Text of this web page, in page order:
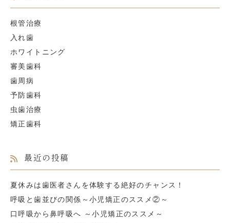
根管治療
入れ歯
ホワイトニング
審美歯科
歯周病
予防歯科
虫歯治療
矯正歯科
最近の投稿
夏休みは歯医者さんを体験する絶好のチャンス！
呼吸と歯並びの関係～小児矯正のススメ②～
口呼吸から鼻呼吸へ ～小児矯正のススメ～